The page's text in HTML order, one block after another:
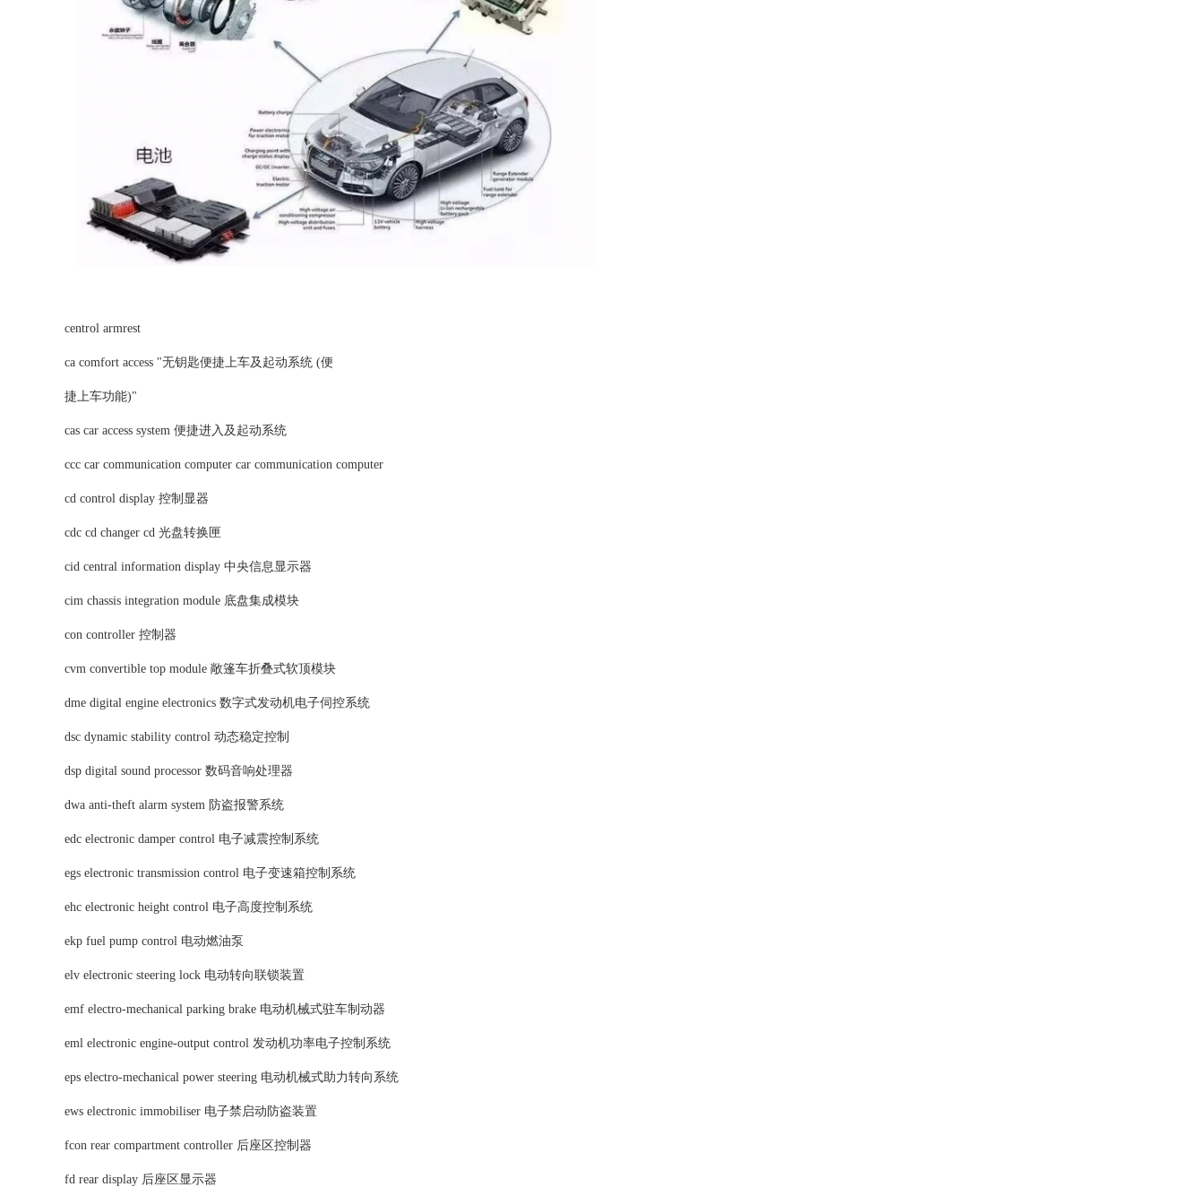
centrol armrest
ca comfort access "无钥匙便捷上车及起动系统 (便
捷上车功能)"
cas car access system 便捷进入及起动系统
ccc car communication computer car communication computer
cd control display 控制显器
cdc cd changer cd 光盘转换匣
cid central information display 中央信息显示器
cim chassis integration module 底盘集成模块
con controller 控制器
cvm convertible top module 敞篷车折叠式软顶模块
dme digital engine electronics 数字式发动机电子伺控系统
dsc dynamic stability control 动态稳定控制
dsp digital sound processor 数码音响处理器
dwa anti-theft alarm system 防盗报警系统
edc electronic damper control 电子减震控制系统
egs electronic transmission control 电子变速箱控制系统
ehc electronic height control 电子高度控制系统
ekp fuel pump control 电动燃油泵
elv electronic steering lock 电动转向联锁装置
emf electro-mechanical parking brake 电动机械式驻车制动器
eml electronic engine-output control 发动机功率电子控制系统
eps electro-mechanical power steering 电动机械式助力转向系统
ews electronic immobiliser 电子禁启动防盗装置
fcon rear compartment controller 后座区控制器
fd rear display 后座区显示器